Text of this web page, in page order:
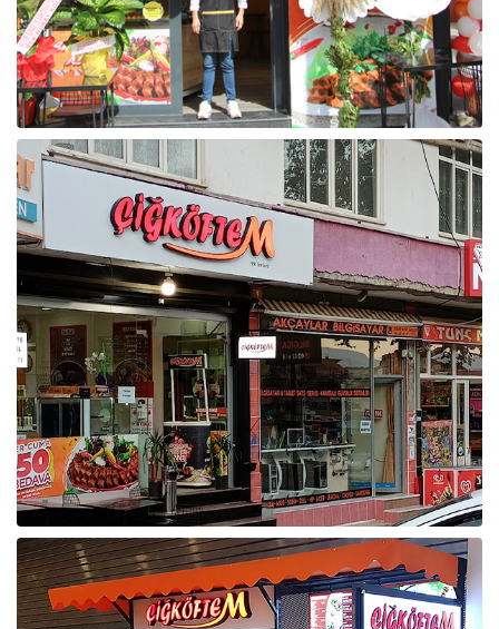
Raf ve Depo Sistemleri
Reklam - Tanıtım - PR ve İnternet
Seyahat - Rent A Car
Tabela - Dijital Baskı